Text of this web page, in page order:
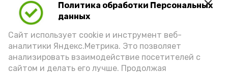
Политика обработки Персональных
данных
Сайт использует cookie и инструмент веб-
аналитики Яндекс.Метрика. Это позволяет
анализировать взаимодействие посетителей с
сайтом и делать его лучше. Продолжая
Play
Video